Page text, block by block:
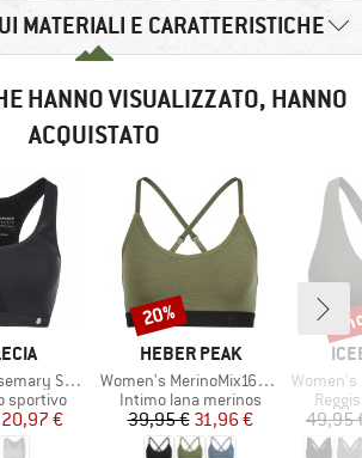
MATERIALI E CARATTERISTICHE
HANNO VISUALIZZATO, HANNO
ACQUISTATO
Sports Bra
prodotti
sportivo
ridotto
20,97 €
MARCHIO
HEBER PEAK
Articolo
Women's MerinoMix165 PineconeHe. Soft Bra
Gruppo di prodotti
Intimo lana merinos
Prezzo
39,95 €Prezzo ridotto
31,96 €
Sconto
20%
Articolo
Women's 125
49,95